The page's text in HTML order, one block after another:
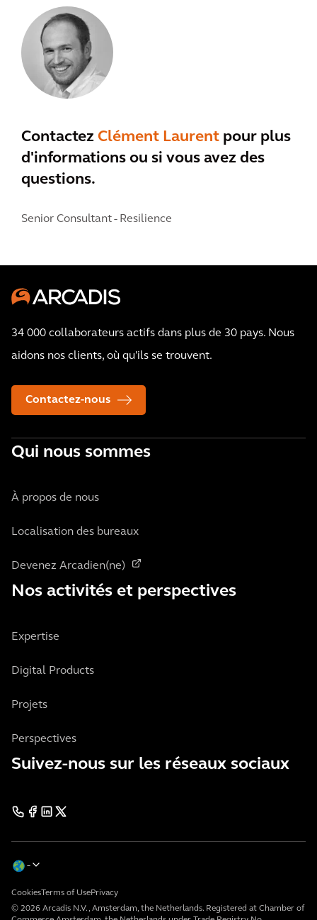
Contactez Clément Laurent pour plus
d'informations ou si vous avez des
questions.
Senior Consultant - Resilience
34 000 collaborateurs actifs dans plus de 30 pays. Nous
aidons nos clients, où qu'ils se trouvent.
Contactez-nous
Qui nous sommes
À propos de nous
Localisation des bureaux
Devenez Arcadien(ne)
Nos activités et perspectives
Expertise
Digital Products
Projets
Perspectives
Suivez-nous sur les réseaux sociaux
© 2026 Arcadis N.V., Amsterdam, the Netherlands. Registered at Chamber of
CookiesTerms of UsePrivacy